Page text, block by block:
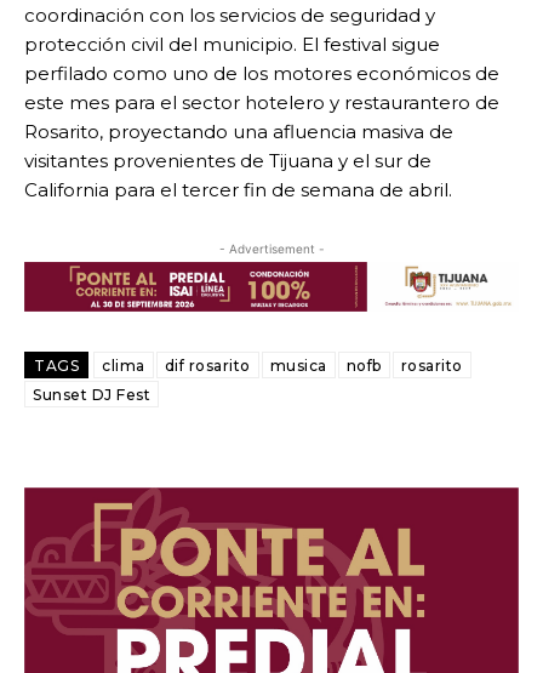
coordinación con los servicios de seguridad y
protección civil del municipio. El festival sigue
perfilado como uno de los motores económicos de
este mes para el sector hotelero y restaurantero de
Rosarito, proyectando una afluencia masiva de
visitantes provenientes de Tijuana y el sur de
California para el tercer fin de semana de abril.
- Advertisement -
TAGS clima dif rosarito musica nofb
rosarito
Sunset DJ Fest